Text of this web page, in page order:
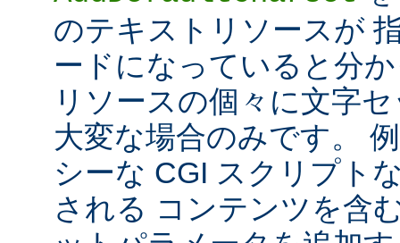
のテキストリソースが
ードになっていると分
リソースの個々に文字
大変な場合のみです。
シーな CGI スクリプト
される コンテンツを含